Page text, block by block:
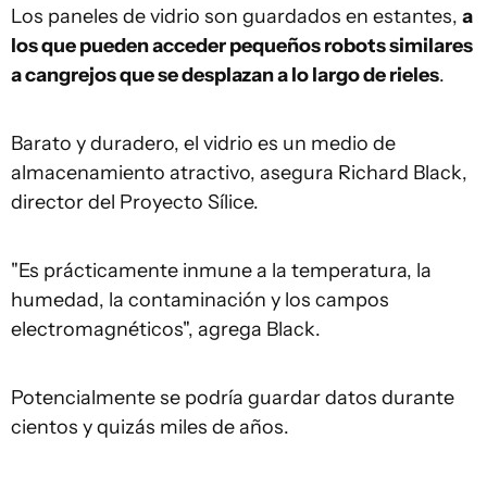
Los paneles de vidrio son guardados en estantes, a
los que pueden acceder pequeños robots similares
a cangrejos que se desplazan a lo largo de rieles.
Barato y duradero, el vidrio es un medio de
almacenamiento atractivo, asegura Richard Black,
director del Proyecto Sílice.
"Es prácticamente inmune a la temperatura, la
humedad, la contaminación y los campos
electromagnéticos", agrega Black.
Potencialmente se podría guardar datos durante
cientos y quizás miles de años.